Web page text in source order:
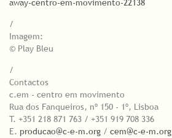
away-centro-em-movimento-22138
/
Imagem:
© Play Bleu
/
Contactos
c.em - centro em movimento
Rua dos Fanqueiros, nº 150 - 1º, Lisboa
T. +351 218 871 763 / +351 919 708 336
E. producao@c-e-m.org / cem@c-e-m.org